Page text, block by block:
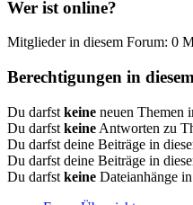
Wer ist online?
Mitglieder in diesem Forum: 0
Berechtigungen in
Du darfst keine neuen Themen
Du darfst keine Antworten zu
Du darfst deine Beiträge in
Du darfst deine Beiträge in
Du darfst keine Dateianhänge